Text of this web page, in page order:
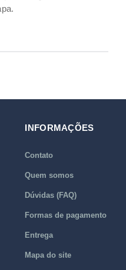
INFORMAÇÕES
Contato
Quem somos
Dúvidas (FAQ)
Formas de pagamento
Entrega
Mapa do site